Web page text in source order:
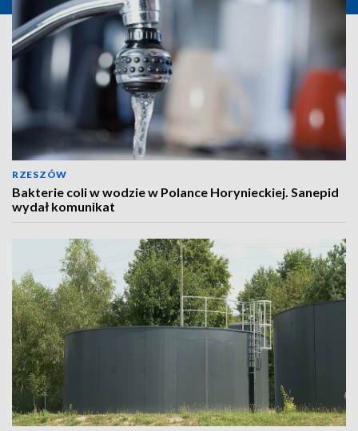
RZESZÓW
Bakterie coli w wodzie w Polance Horynieckiej. Sanepid
wydał komunikat